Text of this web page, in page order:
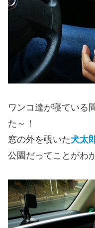
ワンコ達が寝ている
た～！
窓の外を覗いた犬太
公園だってことがわ